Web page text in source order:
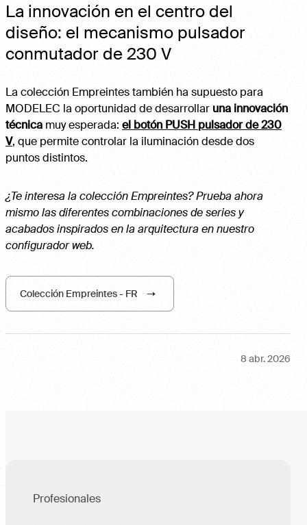
La innovación en el centro del
diseño: el mecanismo pulsador
conmutador de 230 V
La colección Empreintes también ha supuesto para
MODELEC la oportunidad de desarrollar una innovación
técnica muy esperada: el botón PUSH pulsador de 230
V, que permite controlar la iluminación desde dos
puntos distintos.
¿Te interesa la colección Empreintes? Prueba ahora
mismo las diferentes combinaciones de series y
acabados inspirados en la arquitectura en nuestro
configurador web.
Colección Empreintes - FR
8 abr. 2026
Profesionales